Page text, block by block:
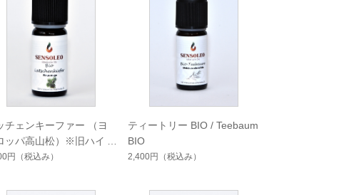
チェンキーファー （ヨ
ッパ高山松）※旧ハイマ
/ Latschenkiefer ?l Bi
円 （税込み）
ティートリー BIO / Teebaum
BIO
2,400円 （税込み）